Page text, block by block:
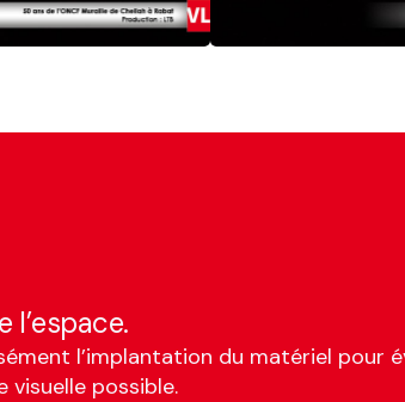
l’implantation du matériel
possible.